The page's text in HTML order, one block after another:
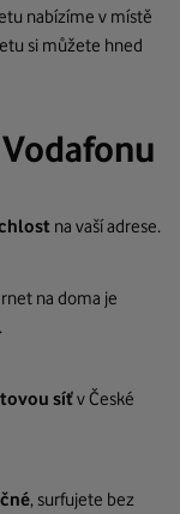
nabízíme v místě
si můžete hned
na vaší adrese.
na doma je
síťv České
, surfujete bez